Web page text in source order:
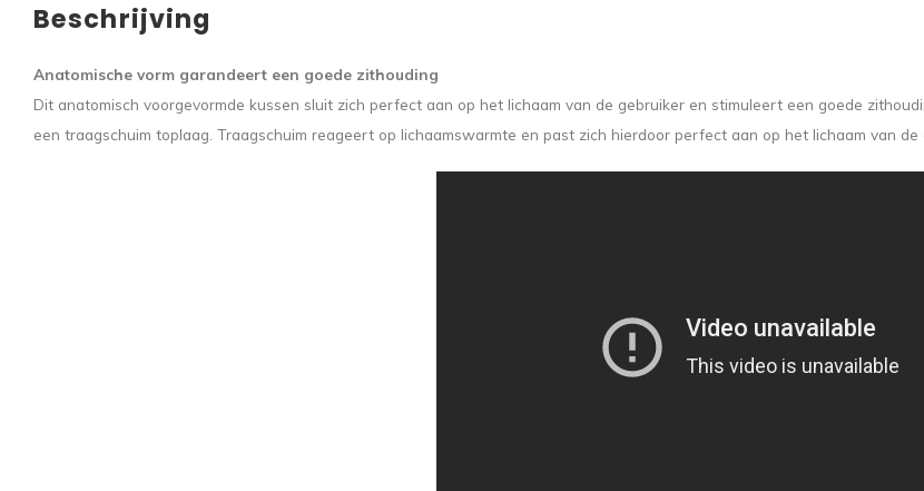
Beschrijving
Anatomische vorm garandeert een goede zithouding
Dit anatomisch voorgevormde kussen sluit zich perfect aan op het lichaam van de gebruiker en stimuleert een goede
een traagschuim toplaag. Traagschuim reageert op lichaamswarmte en past zich hierdoor perfect aan op het lichaam van